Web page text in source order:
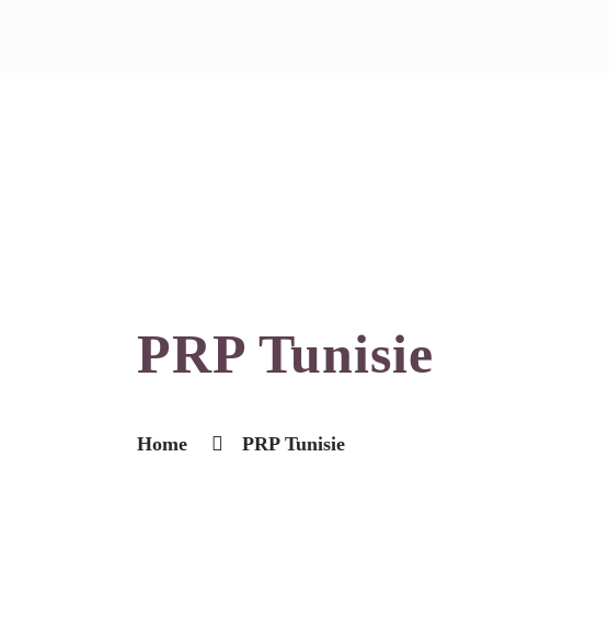
PRP Tunisie
Home PRP Tunisie